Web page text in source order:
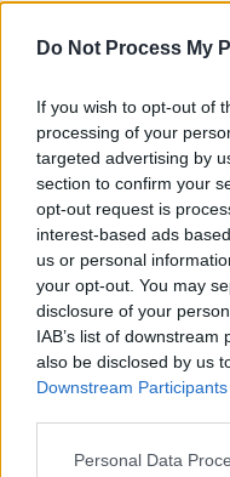
Do Not Process My
If you wish to opt-out of
processing of your
targeted advertising by
section to confirm your
opt-out request is
interest-based ads
us or personal
your opt-out. You may
disclosure of your
IAB’s list of
also be disclosed by us
Downstream Participants
Personal Data
Roșii, sărbătorită cu